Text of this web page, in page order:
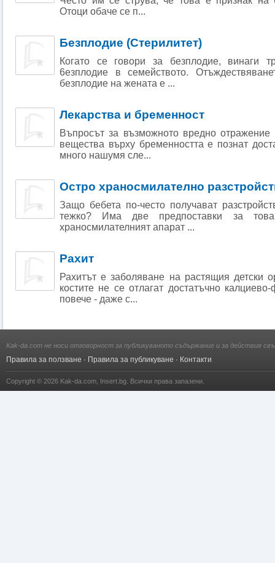
Отоци обаче се п...
Безплодие (Стерилитет)
Когато се говори за безплодие, винаги
6езплодие в семейството.
безплодие на жената е ...
Лекарства и бременност
Въпросът за възможното вредно отражение
вещества върху бременността е познат
много нашумя сле...
Остро храносмилателно
Защо бебета по-често получават
тежко? Има две предпоставки за
храносмилателният апарат ...
Рахит
Рахитът е заболяване на растящия детски
костите не се отлагат достатъчно
повече - даже с...
Kak-da.com не носи отговорност за публикуваното съдържание и за действия
Правила за ползване · Правила за публикуване · Контакти
Copyright © 2026 Kak-da.com Insert.bg . Всички права запазени.